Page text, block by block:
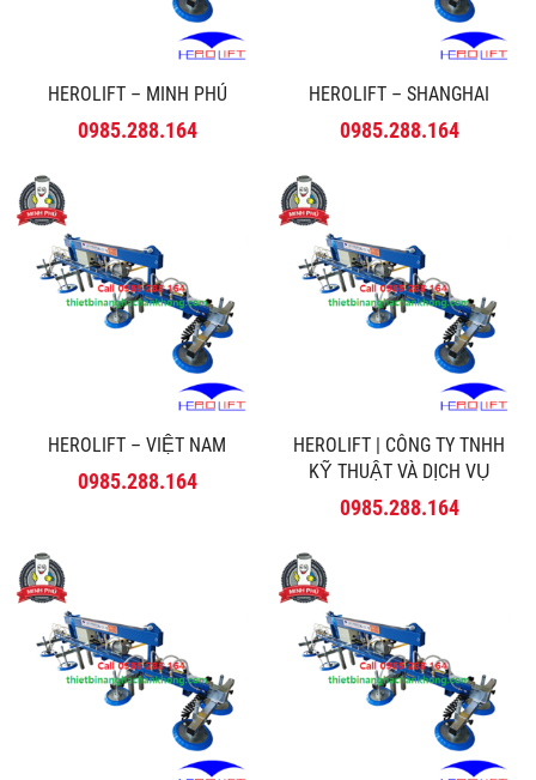
HEROLIFT – MINH PHÚ
0985.288.164
HEROLIFT – SHANGHAI
0985.288.164
HEROLIFT – VIỆT NAM
0985.288.164
HEROLIFT | CÔNG TY TNHH
KỸ THUẬT VÀ DỊCH VỤ
MINH PHÚ
0985.288.164